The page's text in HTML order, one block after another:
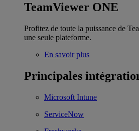
TeamViewer ONE
Profitez de toute la puissance de
une seule plateforme.
En savoir plus
Principales
Microsoft Intune
ServiceNow